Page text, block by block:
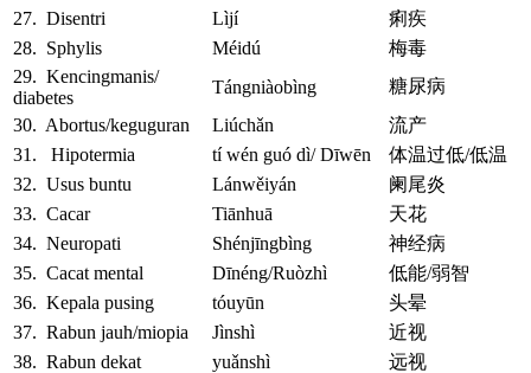
27. Disentri
Lìjí
痢疾
28. Sphylis
Méidú
梅毒
29. Kencingmanis/
diabetes
Tángniàobìng
糖尿病
30. Abortus/keguguran
Liúchǎn
流产
31. Hipotermia
tí wén guó dì/ Dīwēn
体温过低/低温
32. Usus buntu
Lánwěiyán
阑尾炎
33. Cacar
Tiānhuā
天花
34. Neuropati
Shénjīngbìng
神经病
35. Cacat mental
Dīnéng/Ruòzhì
低能/弱智
36. Kepala pusing
tóuyūn
头晕
37. Rabun jauh/miopia
Jìnshì
近视
38. Rabun dekat
yuǎnshì
远视